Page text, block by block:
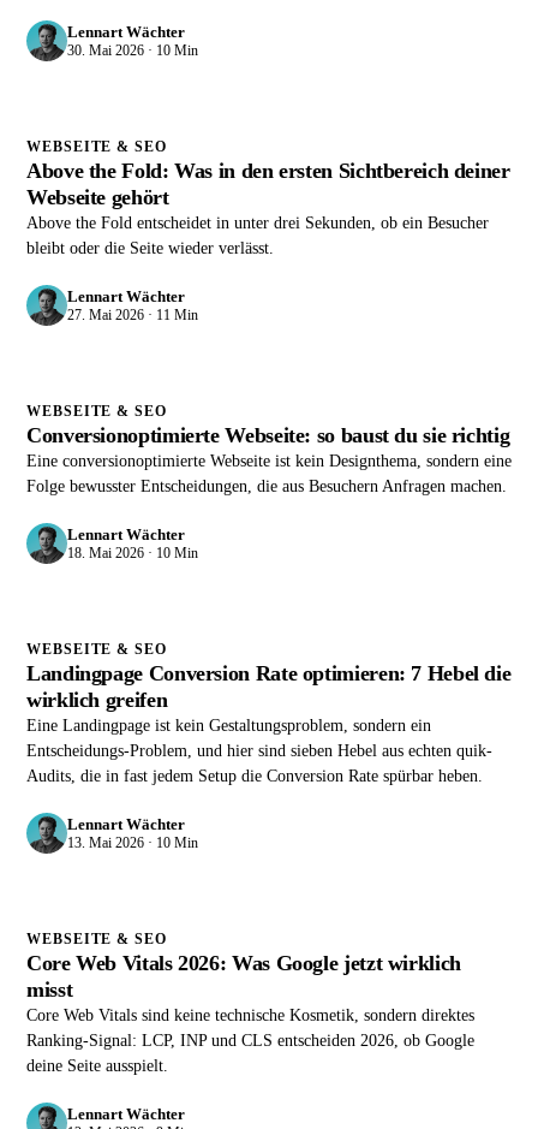
Lennart Wächter
30. Mai 2026 · 10 Min
WEBSEITE & SEO
Above the Fold: Was in den ersten Sichtbereich deiner
Webseite gehört
Above the Fold entscheidet in unter drei Sekunden, ob ein Besucher
bleibt oder die Seite wieder verlässt.
Lennart Wächter
27. Mai 2026 · 11 Min
WEBSEITE & SEO
Conversionoptimierte Webseite: so baust du sie richtig
Eine conversionoptimierte Webseite ist kein Designthema, sondern eine
Folge bewusster Entscheidungen, die aus Besuchern Anfragen machen.
Lennart Wächter
18. Mai 2026 · 10 Min
WEBSEITE & SEO
Landingpage Conversion Rate optimieren: 7 Hebel die
wirklich greifen
Eine Landingpage ist kein Gestaltungsproblem, sondern ein
Entscheidungs-Problem, und hier sind sieben Hebel aus echten quik-
Audits, die in fast jedem Setup die Conversion Rate spürbar heben.
Lennart Wächter
13. Mai 2026 · 10 Min
WEBSEITE & SEO
Core Web Vitals 2026: Was Google jetzt wirklich
misst
Core Web Vitals sind keine technische Kosmetik, sondern direktes
Ranking-Signal: LCP, INP und CLS entscheiden 2026, ob Google
deine Seite ausspielt.
Lennart Wächter